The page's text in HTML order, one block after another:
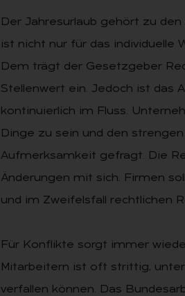
Der Jahresurlaub gehört zu
ist nicht nur für das individuelle
Dem trägt der Gesetzgeber
Stellenwert ein. Jedoch ist das
kontinuierlich im Fluss.
Dinge zu sein und den
Aufmerksamkeit gefragt. Die
Änderungen mit sich. Firmen
und im Zweifelsfall rechtlichen
Für Konflikte sorgt immer
Mitarbeitern ist oft strittig,
verfallen können. Das